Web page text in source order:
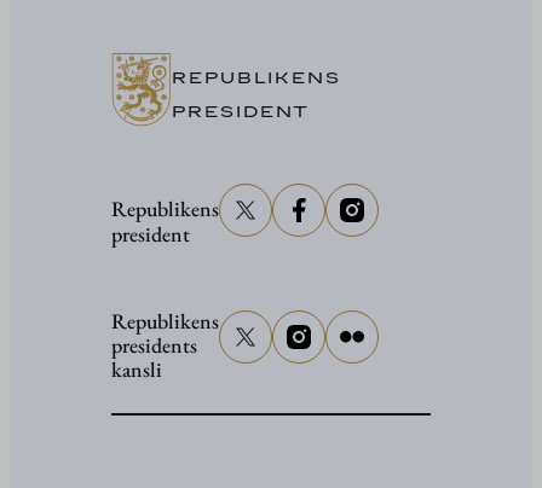
REPUBLIKENS
PRESIDENT
Republikens
president
Republikens
presidents
kansli